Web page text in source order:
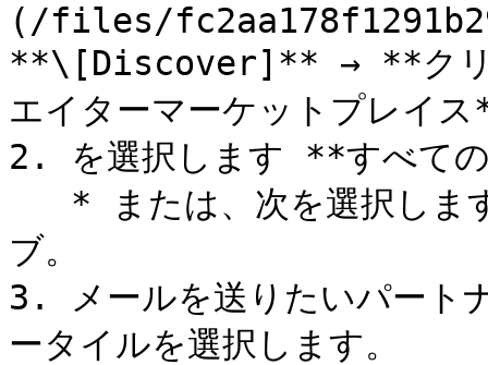
(/files/
**\[Discover]** → **クリ
エイターマーケットプレイ
2. を選択します **すべて
ブ。
3. メールを送りたいパート
ータイルを選択します。